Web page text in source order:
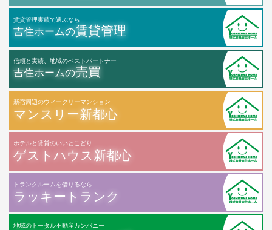
賃貸管理実績で選ぶなら
吉住ホームの賃貸管理
信頼と実績、地域のベストパートナー
吉住ホームの売買
新宿周辺のウィークリーマンション
マンスリー新都心
ホテルと賃貸のいいとこどり
ゲストハウス新都心
トランクルームを借りるなら
ラッキートランク
地域のトータル不動産カンパニー